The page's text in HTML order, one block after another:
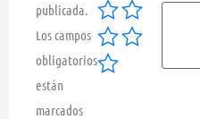
publicada.
Los campos
obligatorios
están
marcados